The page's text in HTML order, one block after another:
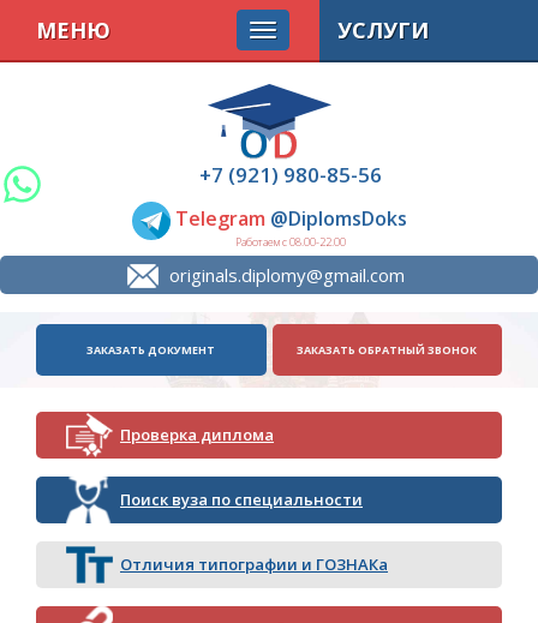
+7 (921) 980-85-56
Telegram @DiplomsDoks
Работаем с 08.00-22.00
originals.diplomy@gmail.com
МЕНЮ
ЗАКАЗАТЬ ДОКУМЕНТ ЗАКАЗАТЬ ОБРАТНЫЙ ЗВОНОК
Проверка диплома
Поиск вуза по специальности
Отличия типографии и ГОЗНАКа
УСЛУГИ